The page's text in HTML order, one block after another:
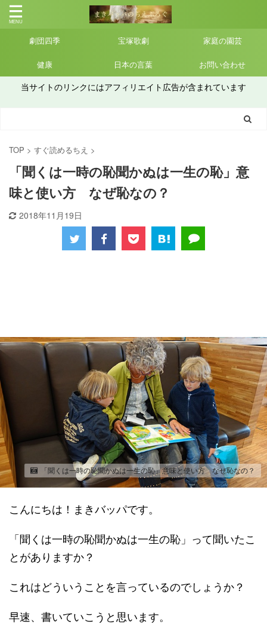
劇団四季 宝塚歌劇 家庭の園芸
健康 日本の言葉 お問い合わせ
当サイトのリンクにはアフィリエイト広告が含まれています
TOP > すぐ読めるちえ >
「聞くは一時の恥聞かぬは一生の恥」意
味と使い方 なぜ恥なの？
2018年11月19日
「聞くは一時の恥聞かぬは一生の恥」意味と使い方 なぜ恥なの？
こんにちは！まきバッパです。
「聞くは一時の恥聞かぬは一生の恥」って聞いたこ
とがありますか？
これはどういうことを言っているのでしょうか？
早速、書いていこうと思います。